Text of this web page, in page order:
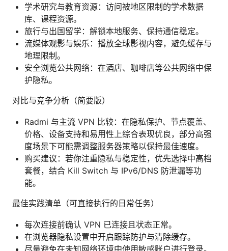
学术研究与教育资源：访问被地区限制的学术数据
库、课程资源。
旅行与出国留学：解锁本地服务、保持通信稳定。
流媒体观影与娱乐：播放全球影视内容，避免缓存与
地理限制。
安全浏览公共网络：在酒店、咖啡店等公共网络中保
护隐私。
对比与竞争分析（简要版）
Radmi 与主流 VPN 比较：在隐私保护、节点覆盖、
价格、设备支持和易用性上综合表现优良，部分高强
度场景下可能需调整服务器策略以保持最佳速度。
购买建议：若你注重隐私与稳定性，优先选择中高档
套餐，结合 Kill Switch 与 IPv6/DNS 防泄漏等功
能。
最佳实践清单（可直接执行的日常任务）
每次连接前确认 VPN 已连接且状态正常。
在浏览器隐私设置中开启跟踪防护与清除缓存。
尽量避免在未知网络环境中使用敏感账户进行登录。